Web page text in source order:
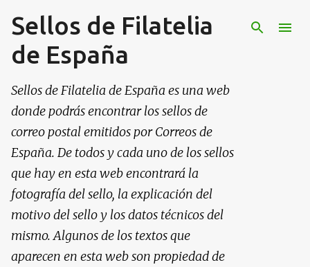
Ir al contenido principal
Sellos de Filatelia
de España
Sellos de Filatelia de España es una web
donde podrás encontrar los sellos de
correo postal emitidos por Correos de
España. De todos y cada uno de los sellos
que hay en esta web encontrará la
fotografía del sello, la explicación del
motivo del sello y los datos técnicos del
mismo. Algunos de los textos que
aparecen en esta web son propiedad de